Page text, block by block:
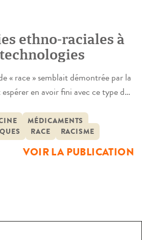
ethno-raciales à
« race » semblait démontrée par la
en avoir fini avec ce type de
Pourtant, la question des
» n’a pas disparu. La situation
ambiguë. L’affirmation de
MÉDICAMENTS
RACE RACISME
VOIR LA PUBLICATION